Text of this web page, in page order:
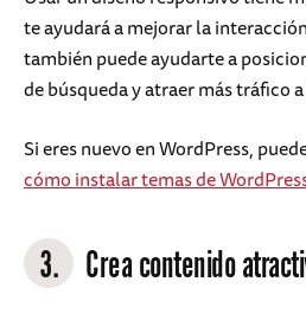
te ayudará a mejorar la
también puede ayudarte a
de búsqueda y atraer más tráfico
Si eres nuevo en WordPress,
cómo instalar temas de
3. Crea contenido